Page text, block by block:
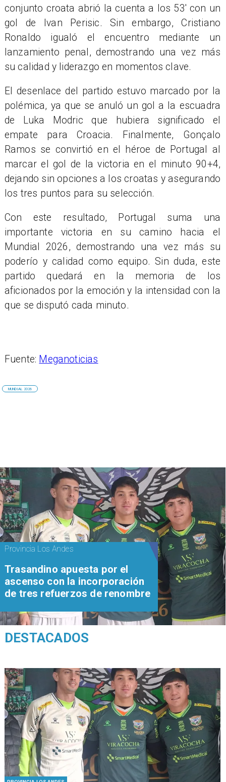
conjunto croata abrió la cuenta a los 53' con un
gol de Ivan Perisic. Sin embargo, Cristiano
Ronaldo igualó el encuentro mediante un
lanzamiento penal, demostrando una vez más
su calidad y liderazgo en momentos clave.
El desenlace del partido estuvo marcado por la
polémica, ya que se anuló un gol a la escuadra
de Luka Modric que hubiera significado el
empate para Croacia. Finalmente, Gonçalo
Ramos se convirtió en el héroe de Portugal al
marcar el gol de la victoria en el minuto 90+4,
dejando sin opciones a los croatas y asegurando
los tres puntos para su selección.
Con este resultado, Portugal suma una
importante victoria en su camino hacia el
Mundial 2026, demostrando una vez más su
poderío y calidad como equipo. Sin duda, este
partido quedará en la memoria de los
aficionados por la emoción y la intensidad con la
que se disputó cada minuto.
Fuente: Meganoticias
MUNDIAL 2026
Provincia Los Andes
Trasandino apuesta por el
ascenso con la incorporación
de tres refuerzos de renombre
DESTACADOS